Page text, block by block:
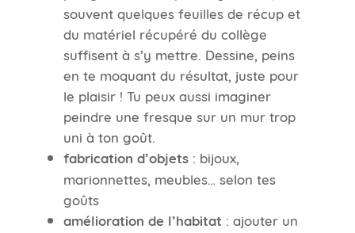
souvent quelques feuilles de récup et
du matériel récupéré du collège
suffisent à s’y mettre. Dessine, peins
en te moquant du résultat, juste pour
le plaisir ! Tu peux aussi imaginer
peindre une fresque sur un mur trop
uni à ton goût.
fabrication d’objets: bijoux,
marionnettes, meubles… selon tes
goûts
amélioration de l’habitat : ajouter un